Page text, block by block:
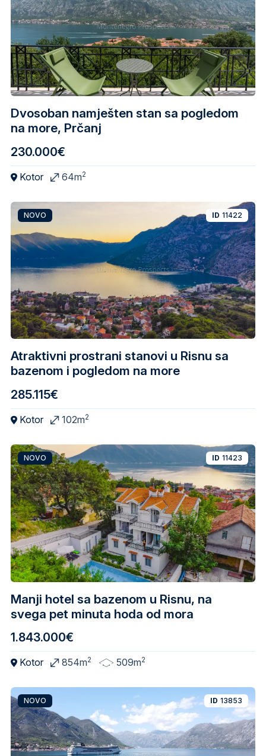
Dvosoban namješten stan sa pogledom
na more, Prčanj
230.000€
Kotor 64m2
Atraktivni prostrani stanovi u Risnu sa
bazenom i pogledom na more
NOVO ID 11422
285.115€
Kotor 102m2
Manji hotel sa bazenom u Risnu, na
svega pet minuta hoda od mora
NOVO ID 11423
1.843.000€
Kotor 854m2 509m2
NOVO ID 13853